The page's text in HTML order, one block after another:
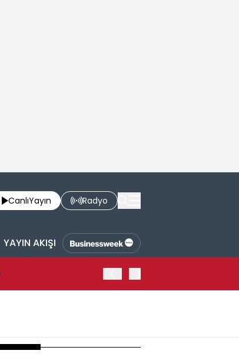
CanlıYayın Radyo
YAYIN AKIŞI